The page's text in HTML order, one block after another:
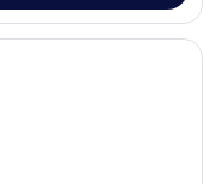
Vista Mare | Vista dalla